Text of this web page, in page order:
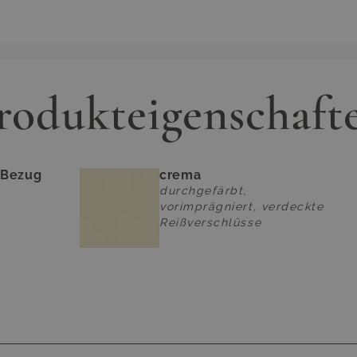
Bezug crema
durchgefärbt,
vorimprägniert, verdeckte
Reißverschlüsse